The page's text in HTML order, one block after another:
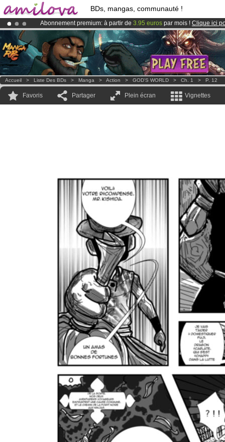
BDs, mangas, communauté !
Abonnement premium: à partir de 3.95 euros par mois ! Clique ici
Déjà 100000membreset 1000BDs & Mangas!
LeKickstarter Amilova est désormais lancé
Accueil > Liste Des BDs > Manga > Action > GOD'S WORLD > Ch. 1 > P. 12
Favoris Partager Plein écran Vignettes